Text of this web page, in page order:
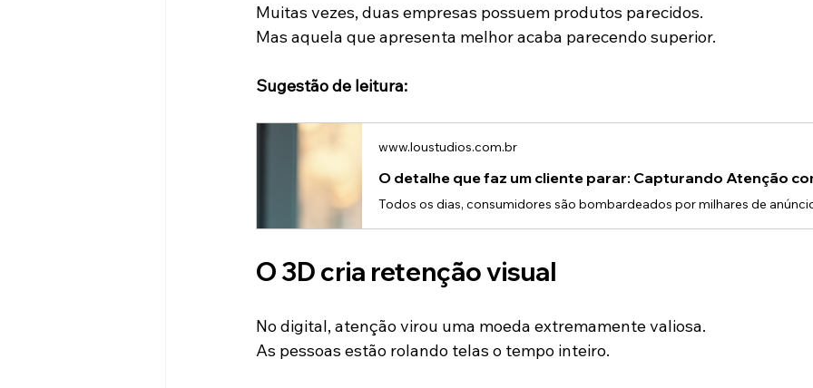
Muitas vezes, duas empresas possuem produtos parecidos.
Mas aquela que apresenta melhor acaba parecendo superior.
Sugestão de leitura:
www.loustudios.com.br
O 3D cria retenção visual
No digital, atenção virou uma moeda extremamente valiosa.
As pessoas estão rolando telas o tempo inteiro.